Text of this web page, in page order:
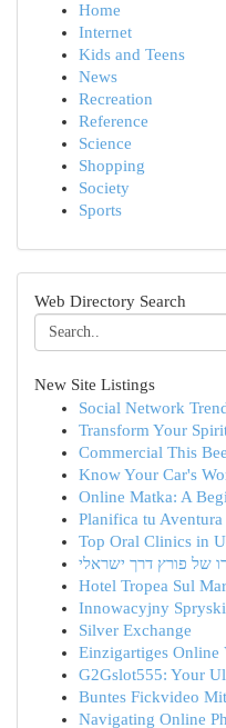
Home
Internet
Kids and Teens
News
Recreation
Reference
Science
Shopping
Society
Sports
Web Directory Search
New Site Listings
Social Network
Transform Your
Commercial This
Know Your Car's
Online Matka: A
Planifica tu
Top Oral Clinics in
של פורץ דרך ישראלי
Hotel Tropea Sul
Innowacyjny
Silver Exchange
Einzigartiges Online
G2Gslot555: Your
Buntes Fickvideo
Navigating Online